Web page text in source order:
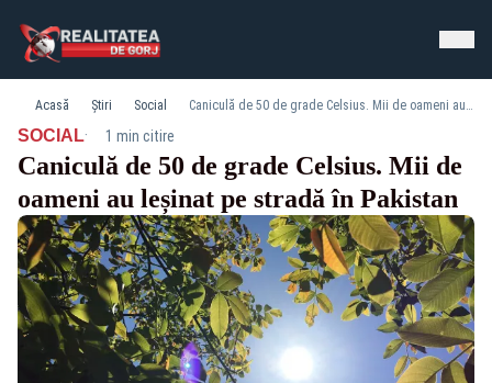
Acasă Știri Social Caniculă de 50 de grade Celsius. Mii de oameni au leșinat pe stradă în Pakistan
SOCIAL· 1 min citire
Caniculă de 50 de grade Celsius. Mii de
oameni au leșinat pe stradă în Pakistan